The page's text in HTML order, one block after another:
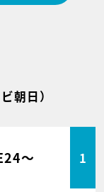
朝日）
～ 1